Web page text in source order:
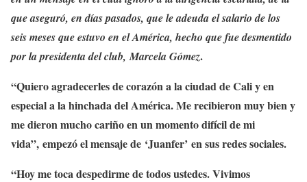
que aseguró, en días pasados, que le adeuda el salario de los
seis meses que estuvo en el América, hecho que fue desmentido
por la presidenta del club,Marcela Gómez.
“Quiero agradecerles de corazón a la ciudad de Cali y en
especial a la hinchada del América. Me recibieron muy bien y
me dieron mucho cariño en un momento difícil de mi
vida”, empezó el mensaje de ‘Juanfer’ en sus redes sociales.
“Hoy me toca despedirme de todos ustedes. Vivimos